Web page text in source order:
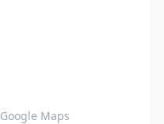
Google Maps